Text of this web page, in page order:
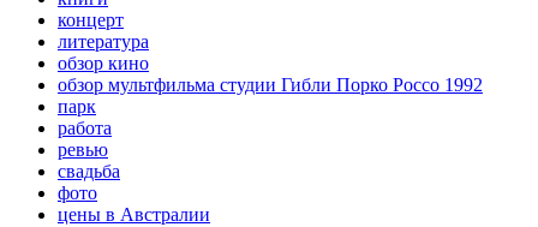
концерт
литература
обзор кино
обзор мультфильма студии Гибли Порко Россо 1992
парк
работа
ревью
свадьба
фото
цены в Австралии